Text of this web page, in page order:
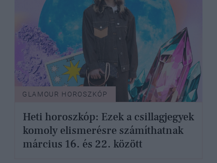
GLAMOUR HOROSZKÓP
Heti horoszkóp: Ezek a csillagjegyek
komoly elismerésre számíthatnak
március 16. és 22. között